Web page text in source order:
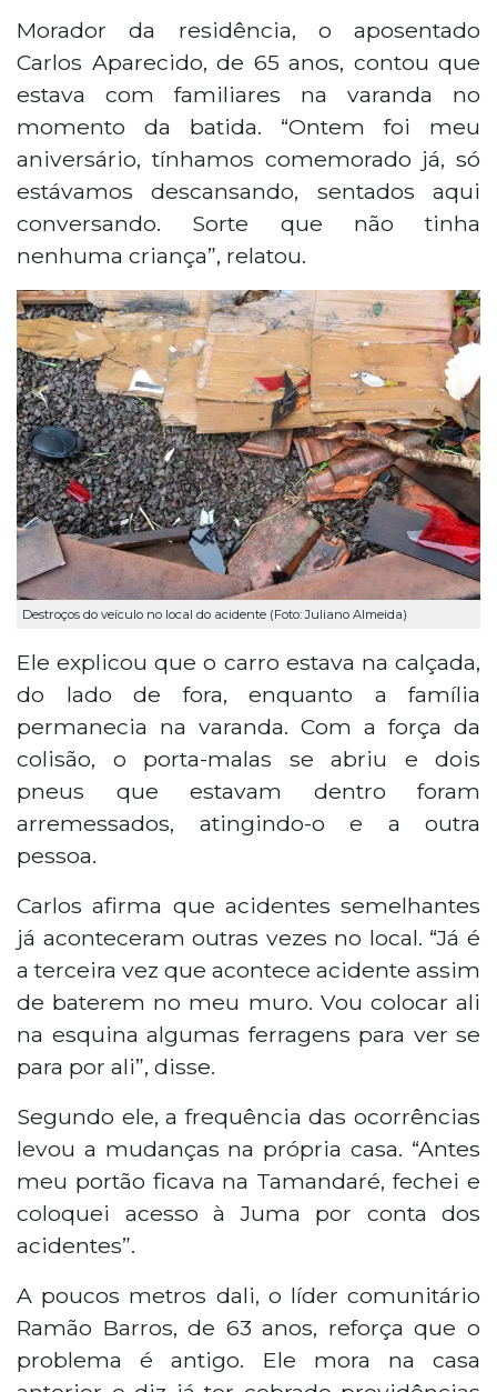
Morador da residência, o aposentado
Carlos Aparecido, de 65 anos, contou que
estava com familiares na varanda no
momento da batida. “Ontem foi meu
aniversário, tínhamos comemorado já, só
estávamos descansando, sentados aqui
conversando. Sorte que não tinha
nenhuma criança”, relatou.
Destroços do veículo no local do acidente (Foto: Juliano Almeida)
Ele explicou que o carro estava na calçada,
do lado de fora, enquanto a família
permanecia na varanda. Com a força da
colisão, o porta-malas se abriu e dois
pneus que estavam dentro foram
arremessados, atingindo-o e a outra
pessoa.
Carlos afirma que acidentes semelhantes
já aconteceram outras vezes no local. “Já é
a terceira vez que acontece acidente assim
de baterem no meu muro. Vou colocar ali
na esquina algumas ferragens para ver se
para por ali”, disse.
Segundo ele, a frequência das ocorrências
levou a mudanças na própria casa. “Antes
meu portão ficava na Tamandaré, fechei e
coloquei acesso à Juma por conta dos
acidentes”.
A poucos metros dali, o líder comunitário
Ramão Barros, de 63 anos, reforça que o
problema é antigo. Ele mora na casa